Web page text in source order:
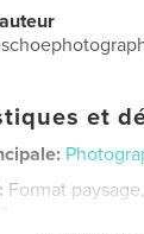
et
Format